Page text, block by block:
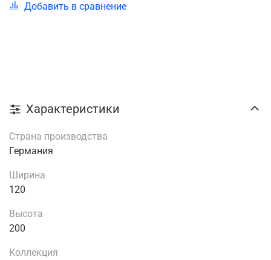
Добавить в сравнение
Характеристики
Страна производства
Германия
Ширина
120
Высота
200
Коллекция